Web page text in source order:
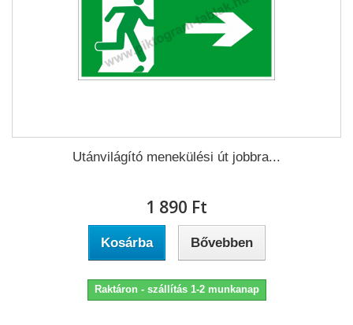
Utánvilágító menekülési út jobbra...
1 890 Ft‎
Kosárba Bővebben
Raktáron - szállítás 1-2 munkanap